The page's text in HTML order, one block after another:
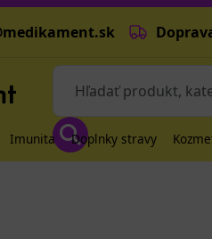
Imunita Doplnky stravy